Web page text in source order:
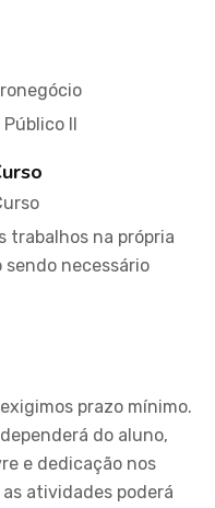
II
trabalhos na própria
necessário
exigimos prazo mínimo.
do aluno,
e dedicação nos
atividades poderá